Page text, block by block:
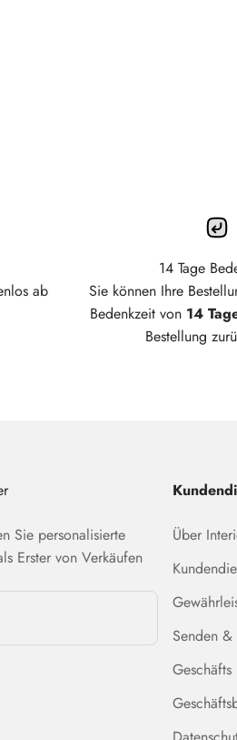
ab
14 Tage
Sie können Ihre
Bedenkzeit von 14
Bestellung
Sie personalisierte
Erster von Verkäufen
Über
Senden &